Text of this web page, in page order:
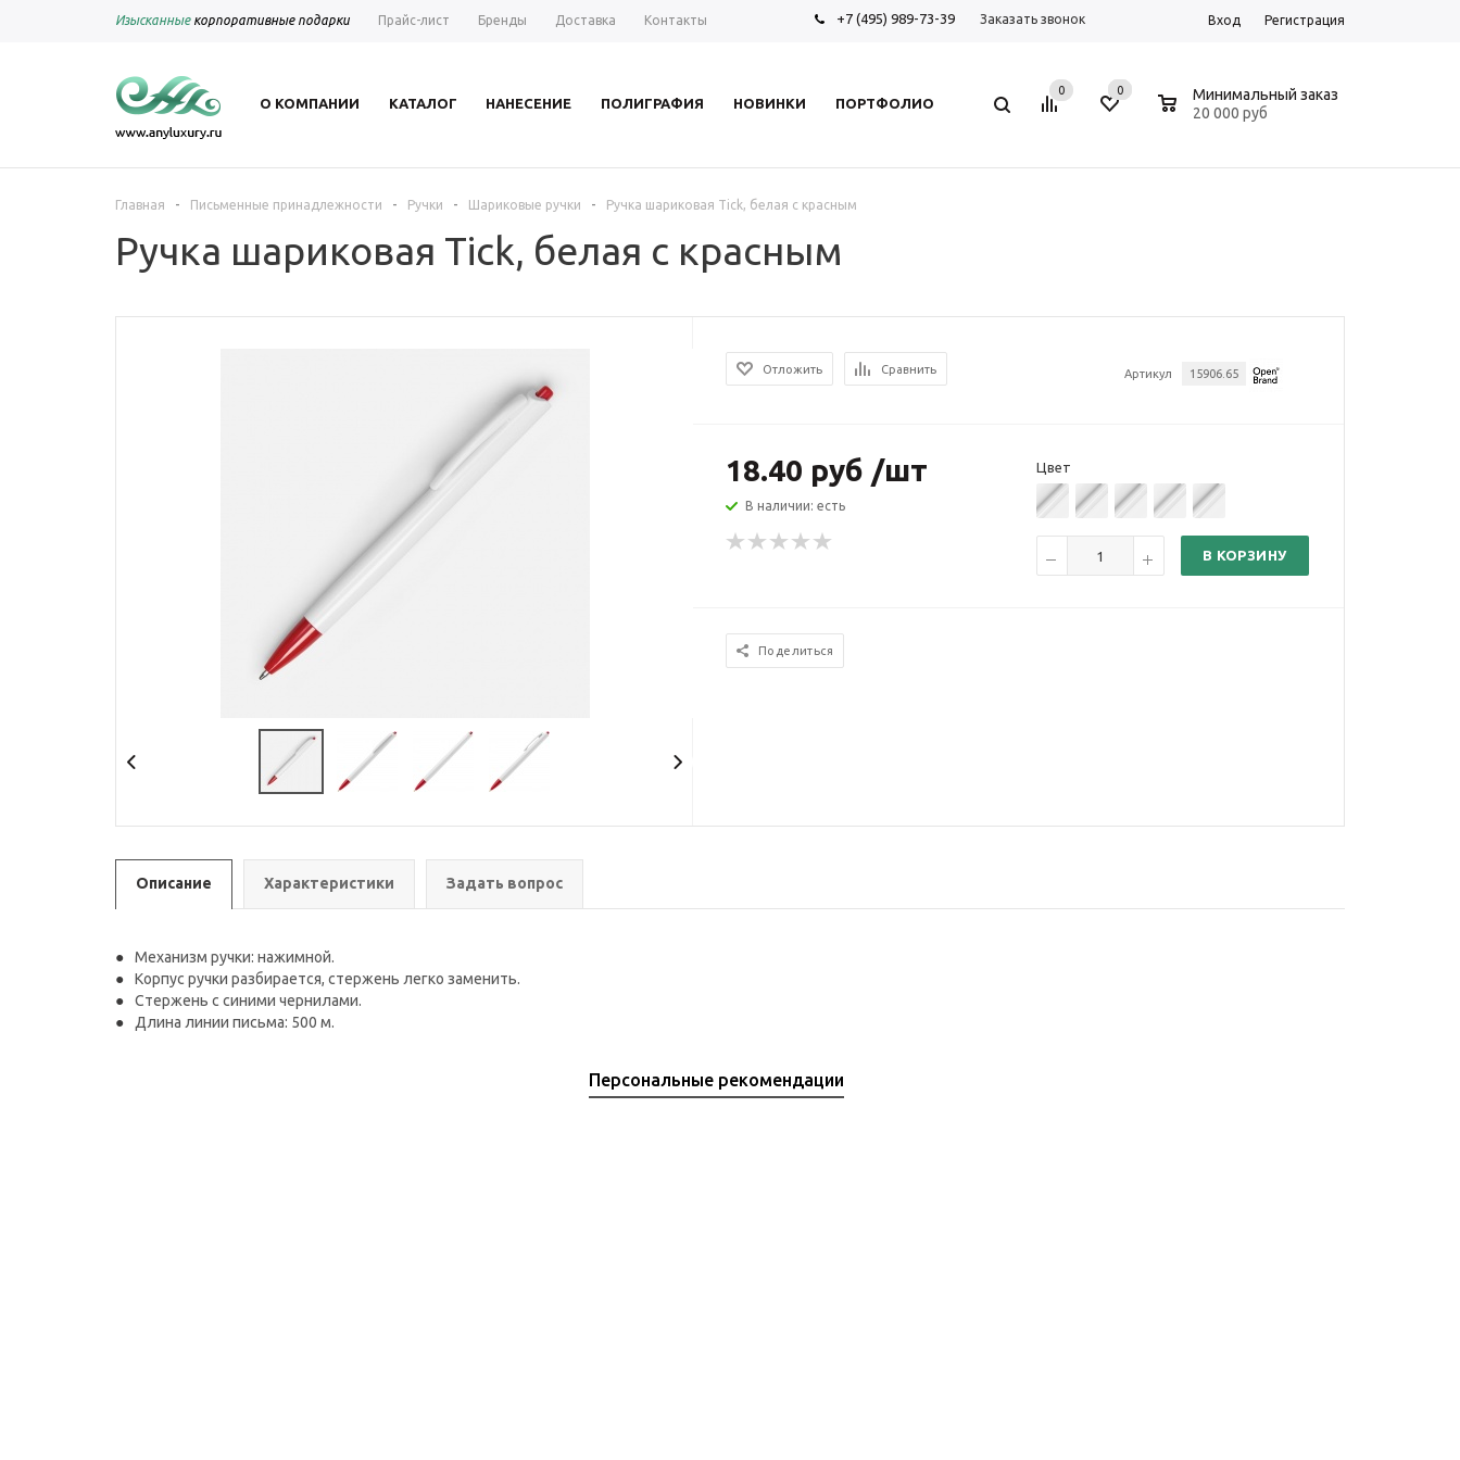
Изысканныекорпоративные подарки Прайс-лист Бренды Доставка Контакты +7 (495) 989-73-39 Заказать звонок Вход Регистрация
О КОМПАНИИ КАТАЛОГ НАНЕСЕНИЕ ПОЛИГРАФИЯ НОВИНКИ ПОРТФОЛИО
0 0
Минимальный заказ
20 000 руб
Главная - Письменные принадлежности - Ручки - Шариковые ручки - Ручка шариковая Tick, белая с красным
Ручка шариковая Tick, белая с красным
Артикул 15906.65
Отложить Сравнить
18.40 руб /шт
В наличии: есть
Цвет
В КОРЗИНУ
Поделиться
Описание Характеристики Задать вопрос
Механизм ручки: нажимной.
Корпус ручки разбирается, стержень легко заменить.
Стержень с синими чернилами.
Длина линии письма: 500 м.
Персональные рекомендации